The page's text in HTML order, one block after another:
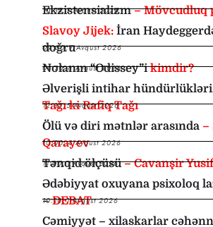
Ekzistensializm– Mövcudluq
10:35,7 Avqust 2026
Slavoy Jijek: İran
doğru
09:00,7 Avqust 2026
Nolanın “Odissey”ikimdir?
08:30,6 Avqust 2026
Əlverişli intihar
Tağı ki Rafiq Tağı
12:35,5 Avqust 2026
Ölü və diri mətnlər arasında –
Qarayev
10:00,4 Avqust 2026
Tənqid ölçüsü– Cavanşir
11:00,1 Avqust 2026
Ədəbiyyat oxuyana psixoloq
–DEBAT
10:10,1 Avqust 2026
Cəmiyyət – xilaskarlar